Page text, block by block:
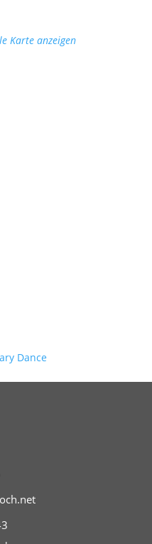
Karte anzeigen
Dance